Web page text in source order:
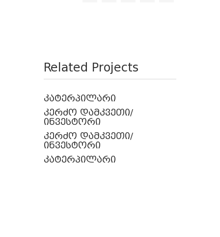
Related Projects
კატერპილარი
კერძო დამკვეთი/
ინვესტორი
კერძო დამკვეთი/
ინვესტორი
კატერპილარი